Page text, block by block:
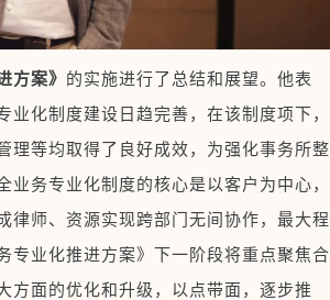
方案》 的实施进行了总结和展望。他表
化制度建设日趋完善，在该制度项下，
理等均取得了良好成效，为强化事务所整
务专业化制度的核心是以客户为中心，
律师、资源实现跨部门无间协作，最大程
专业化推进方案》下一阶段将重点聚焦合
方面的优化和升级，以点带面，逐步推